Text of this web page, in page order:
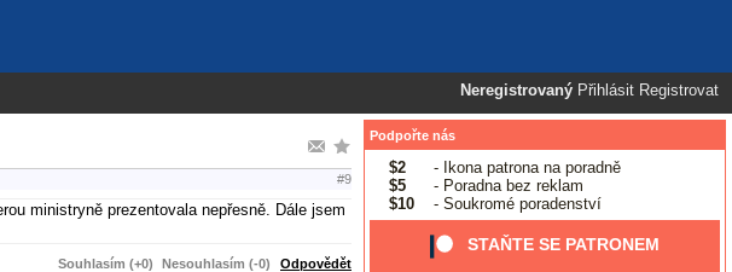
Neregistrovaný Přihlásit Registrovat
#9
ministryně prezentovala nepřesně. Dále jsem
Souhlasím (+0) Nesouhlasím (-0) Odpovědět
Podpořte nás
$2
- Ikona patrona na poradně
$5
- Poradna bez reklam
$10
- Soukromé poradenství
STAŇTE SE PATRONEM